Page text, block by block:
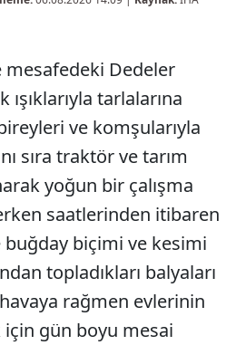
Dedeler
tarlalarına
ve komşularıyla
sıra traktör ve tarım
yoğun bir çalışma
saatlerinden itibaren
biçimi ve kesimi
topladıkları balyaları
havaya rağmen evlerinin
gün boyu mesai